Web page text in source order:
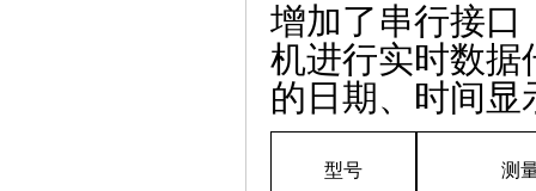
增加了串行接口
机进行实时数据
的日期、时间
型号 测